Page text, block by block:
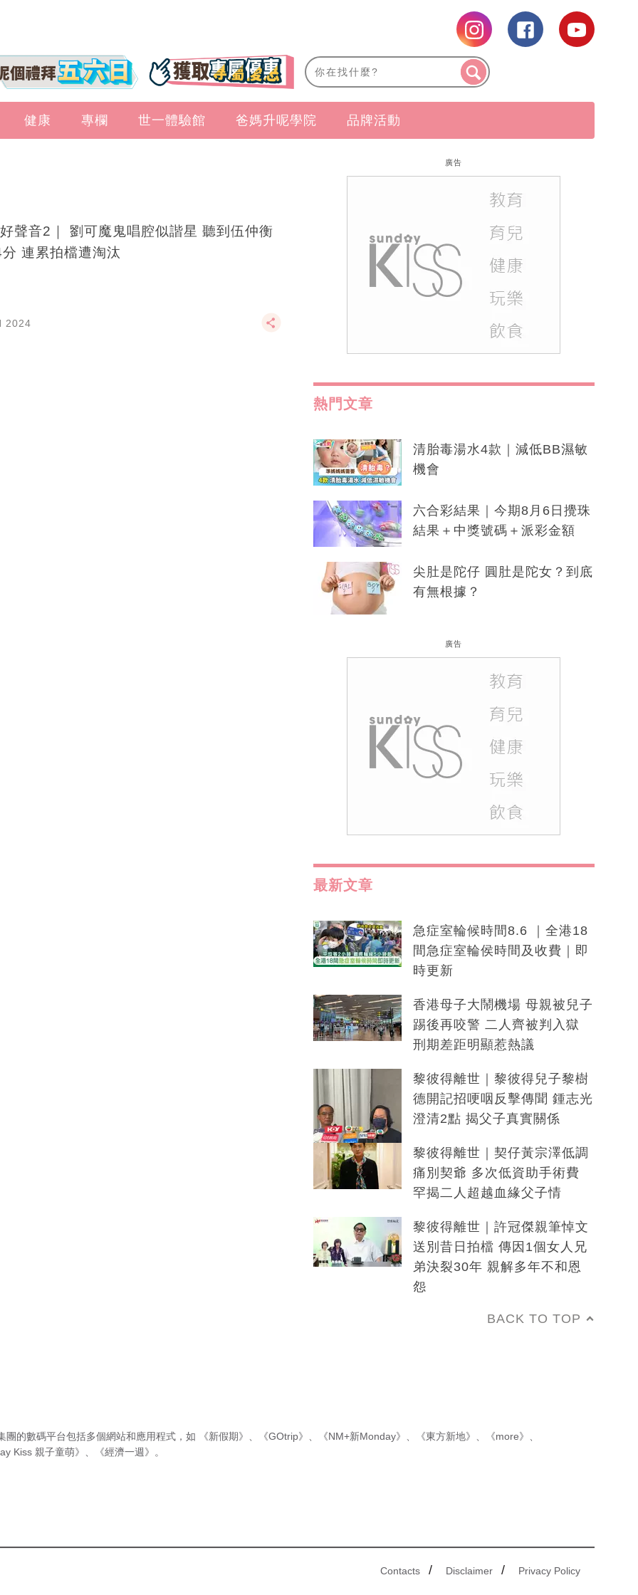
健康 專欄 世一體驗館 爸媽升呢學院 品牌活動
聲音2｜ 劉可魔鬼唱腔似諧星 聽到伍仲衡
連累拍檔遭淘汰
2024
廣告
熱門文章
清胎毒湯水4款｜減低BB濕敏
機會
六合彩結果｜今期8月6日攪珠
結果＋中獎號碼＋派彩金額
尖肚是陀仔 圓肚是陀女？到底
有無根據？
廣告
最新文章
急症室輪候時間8.6 ｜全港18
間急症室輪侯時間及收費｜即
時更新
香港母子大鬧機場 母親被兒子
踢後再咬警 二人齊被判入獄
刑期差距明顯惹熱議
黎彼得離世｜黎彼得兒子黎樹
德開記招哽咽反擊傳聞 鍾志光
澄清2點 揭父子真實關係
黎彼得離世｜契仔黃宗澤低調
痛別契爺 多次低資助手術費
罕揭二人超越血緣父子情
黎彼得離世｜許冠傑親筆悼文
送別昔日拍檔 傳因1個女人兄
弟決裂30年 親解多年不和恩
怨
BACK TO TOP
團的數碼平台包括多個網站和應用程式，如 《新假期》 《GOtrip》 《NM+新Monday》 《東方新地》 《more》
Kiss 親子童萌》
《經濟一週》 。
Contacts / Disclaimer / Privacy Policy